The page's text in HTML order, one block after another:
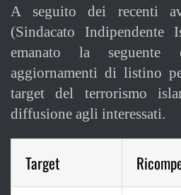
A seguito dei recenti
(Sindacato Indipendente
emanato la
aggiornamenti di listino
target del terrorismo
diffusione agli interessati.
Target